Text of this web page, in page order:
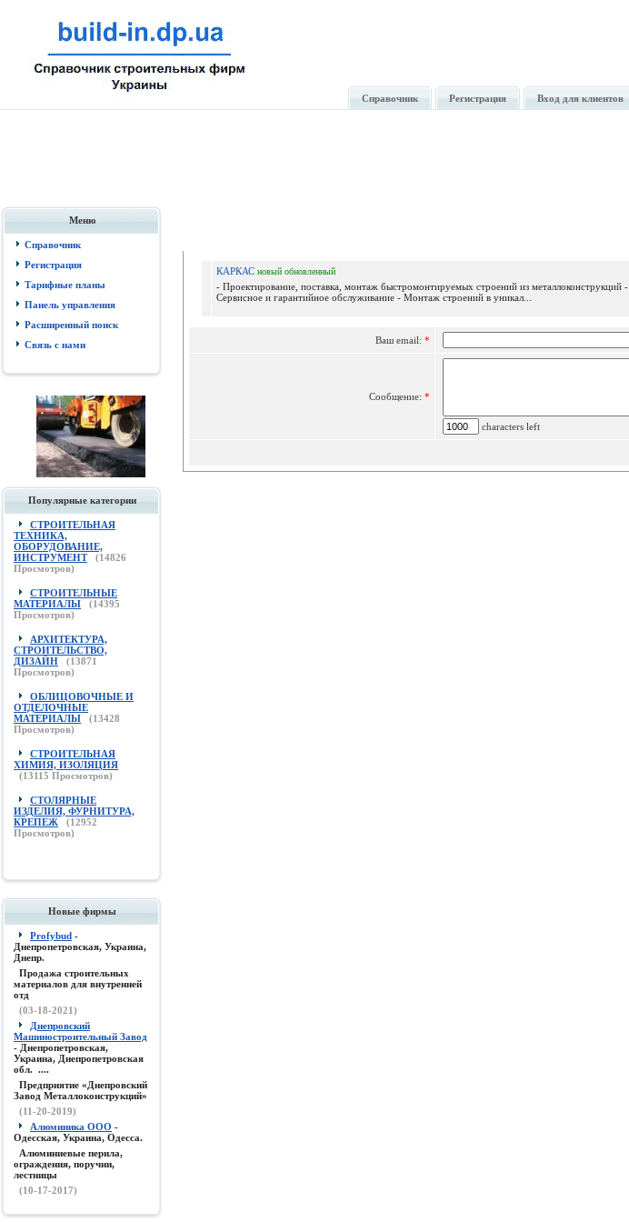
Справочник Регистрация Вход для клиентов
Меню
Справочник
Регистрация
Тарифные планы
Панель управления
Расширенный поиск
Связь с нами
Популярные категории
СТРОИТЕЛЬНАЯ
ТЕХНИКА,
ОБОРУДОВАНИЕ,
ИНСТРУМЕНТ
(14826
Просмотров)
СТРОИТЕЛЬНЫЕ
МАТЕРИАЛЫ
(14395
Просмотров)
АРХИТЕКТУРА,
СТРОИТЕЛЬСТВО,
ДИЗАЙН
(13871
Просмотров)
ОБЛИЦОВОЧНЫЕ И
ОТДЕЛОЧНЫЕ
МАТЕРИАЛЫ
(13428
Просмотров)
СТРОИТЕЛЬНАЯ
ХИМИЯ, ИЗОЛЯЦИЯ
(13115 Просмотров)
СТОЛЯРНЫЕ
ИЗДЕЛИЯ, ФУРНИТУРА,
КРЕПЕЖ
(12952
Просмотров)
Новые фирмы
Profybud -
Днепропетровская, Украина,
Днепр.
Продажа строительных
материалов для внутренней
отд
(03-18-2021)
Днепровский
Машиностроительный Завод
- Днепропетровская,
Украина, Днепропетровская
обл. ....
Предприятие «Днепровский
Завод Металлоконструкций»
(11-20-2019)
Алюминика ООО -
Одесская, Украина, Одесса.
Алюминиевые перила,
ограждения, поручни,
лестницы
(10-17-2017)
КАРКАС новый обновленный
- Проектирование, поставка, монтаж быстромонтируемых строений из металлоконструкций -
Сервисное и гарантийное обслуживание - Монтаж строений в уникал...
Ваш email: *
Сообщение: *
characters left